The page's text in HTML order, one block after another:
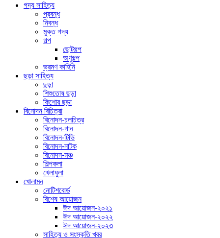
গদ্য সাহিত্য
প্রবন্ধ
নিবন্ধ
মুক্ত গদ্য
গল্প
ছোটগল্প
অণুগল্প
ভ্রমণ কাহিনি
ছড়া সাহিত্য
ছড়া
শিশুতোষ ছড়া
কিশোর ছড়া
বিনোদন বিচিত্রা
বিনোদন-চলচিত্র
বিনোদন-গান
বিনোদন-টিভি
বিনোদন-নাটক
বিনোদন-মঞ্চ
শিল্পকলা
খেলাধুলা
খোলামন
নোটিশবোর্ড
বিশেষ আয়োজন
ঈদ আয়োজন-২০২১
ঈদ আয়োজন-২০২২
ঈদ আয়োজন-২০২৩
সাহিত্য ও সংস্কৃতি খবর